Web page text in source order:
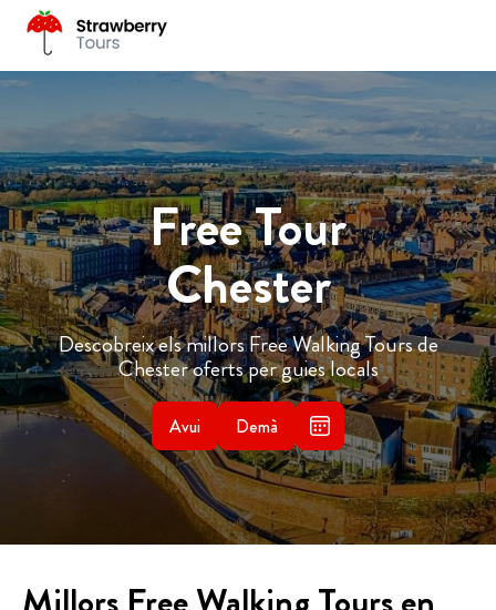
Free Tour
Chester
Descobreix els millors Free Walking Tours de
Chester oferts per guies locals
Avui Demà